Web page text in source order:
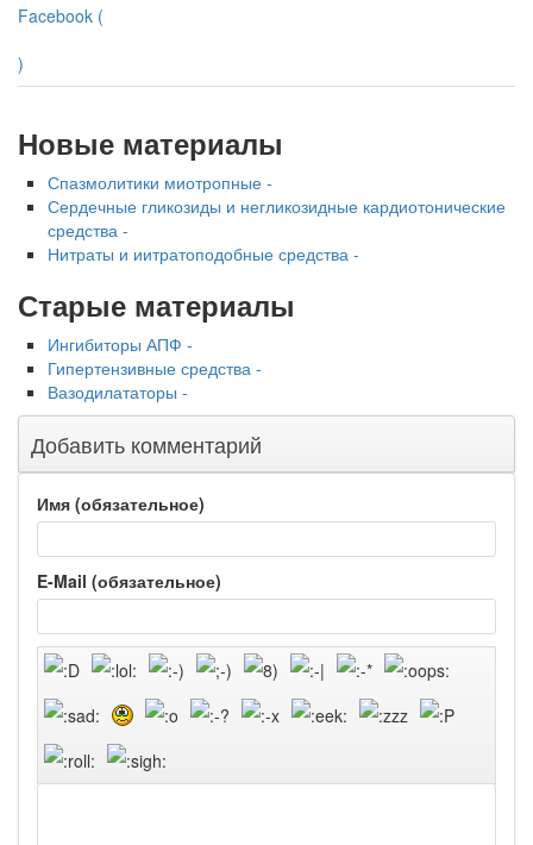
Facebook (
)
Новые материалы
Спазмолитики миотропные -
Сердечные гликозиды и негликозидные кардиотонические
средства -
Нитраты и иитратоподобные средства -
Старые материалы
Ингибиторы АПФ -
Гипертензивные средства -
Вазодилататоры -
Добавить комментарий
Имя (обязательное)
E-Mail (обязательное)